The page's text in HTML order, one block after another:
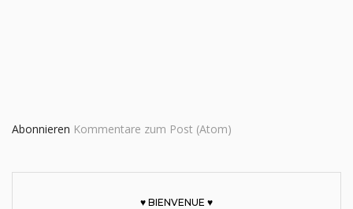
Abonnieren Kommentare zum Post (Atom)
♥ BIENVENUE ♥